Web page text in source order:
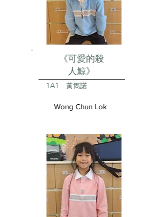
《可愛的殺
人鯨》
1A1 黃雋諾
Wong Chun Lok